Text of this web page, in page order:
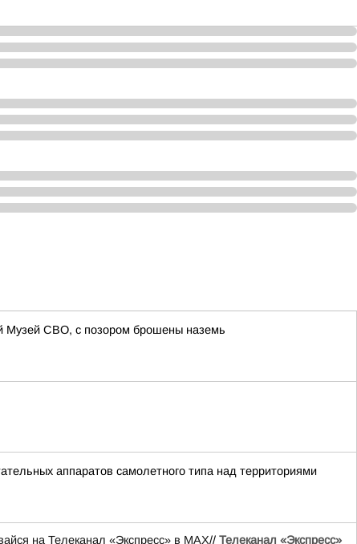
Музей СВО, с позором брошены наземь
аппаратов самолетного типа над территориями
на Телеканал «Экспресс» в MAX// Телеканал «Экспресс»